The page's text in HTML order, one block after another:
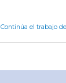
Continúa el trabajo